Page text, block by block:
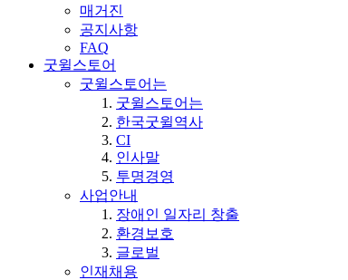
매거진
공지사항
FAQ
굿윌스토어
굿윌스토어는
굿윌스토어는
한국굿윌역사
CI
인사말
투명경영
사업안내
장애인 일자리 창출
환경보호
글로벌
인재채용